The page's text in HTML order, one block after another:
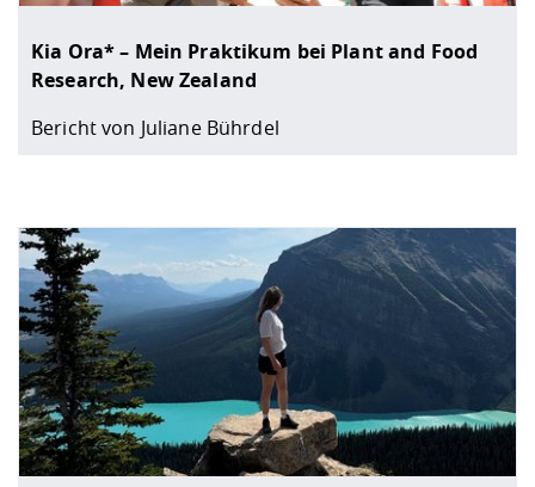
Kia Ora* – Mein Praktikum bei Plant and Food
Research, New Zealand
Bericht von Juliane Bührdel